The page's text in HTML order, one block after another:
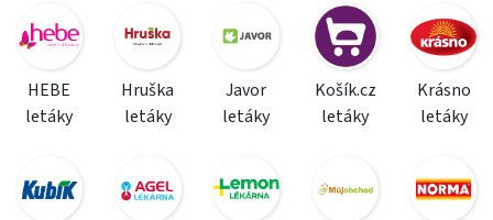
HEBE
letáky
Hruška
letáky
Javor
letáky
Košík.cz
letáky
Krásno
letáky